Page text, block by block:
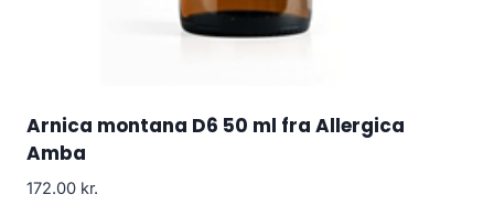
Arnica montana D6 50 ml fra Allergica
Amba
172.00 kr.